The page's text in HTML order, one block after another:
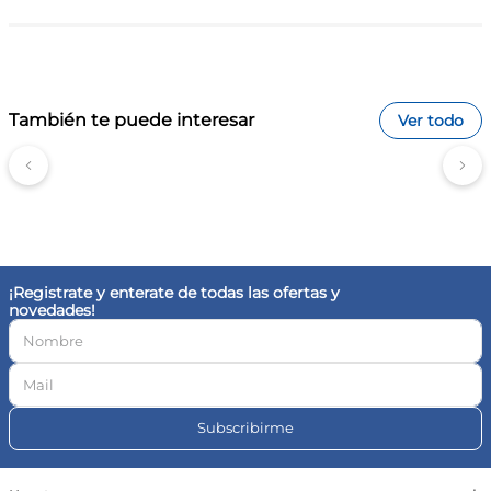
Tu nombre
También te puede interesar Ver todo
¡Registrate y enterate de todas las ofertas y
novedades!
Subscribirme